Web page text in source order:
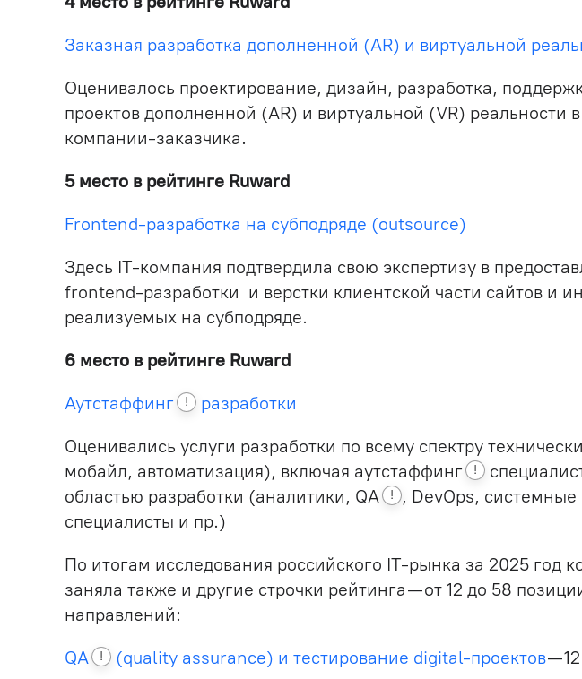
Заказная разработка дополненной (AR) и виртуальной
Оценивалось проектирование, дизайн, разработка,
проектов дополненной (AR) и виртуальной (VR) реальности
компании-заказчика.
5 место в рейтинге Ruward
Frontend-разработка на субподряде (outsource)
Здесь IT-компания подтвердила свою экспертизу в
frontend-разработки и верстки клиентской части сайтов и
реализуемых на субподряде.
6 место в рейтинге Ruward
Аутстаффинг
!
разработки
Оценивались услуги разработки по всему спектру
мобайл, автоматизация), включая аутстаффинг !
областью разработки (аналитики, QA !
, DevOps,
специалисты и пр.)
По итогам исследования российского IT-рынка за 2025 год
заняла также и другие строчки рейтинга — от 12 до 58
направлений:
QA
! (quality assurance) и тестирование digital-проектов—